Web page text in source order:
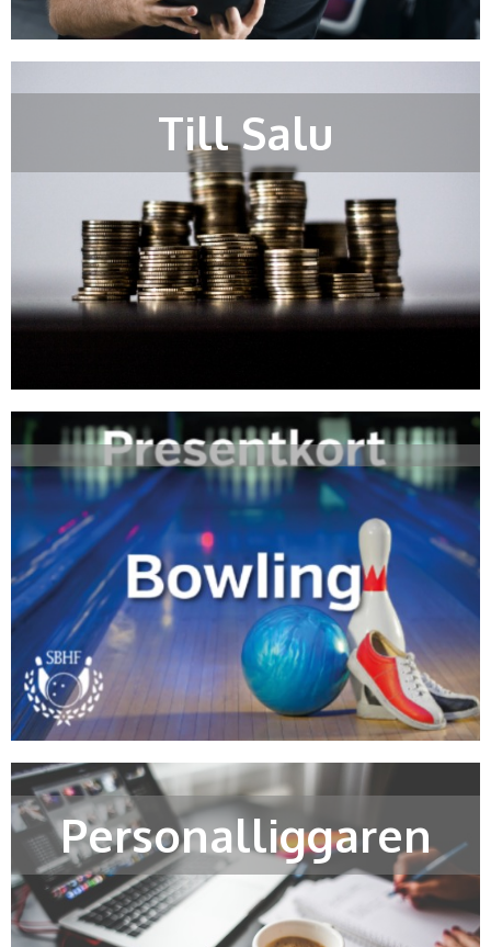
Till Salu
Personalliggaren